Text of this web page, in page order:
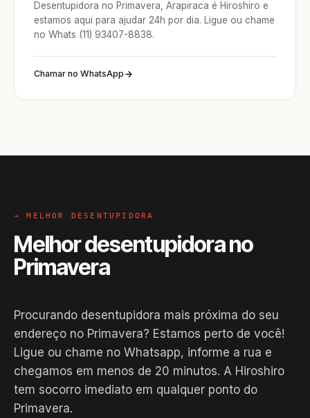
Desentupidora no Primavera, Arapiraca é Hiroshiro e
estamos aqui para ajudar 24h por dia. Ligue ou chame
no Whats (11) 93407-8838.
Chamar no WhatsApp
→ MELHOR DESENTUPIDORA
Melhor desentupidora no
Primavera
Procurando desentupidora mais próxima do seu
endereço no Primavera? Estamos perto de você!
Ligue ou chame no Whatsapp, informe a rua e
chegamos em menos de 20 minutos. A Hiroshiro
tem socorro imediato em qualquer ponto do
Primavera.
EM CAMPO